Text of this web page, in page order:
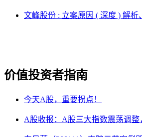
文峰股份 : 立案原因 ( 深度 ) 解析
价值投资者指南
今天A股，重要拐点！
A股收报：A股三大指数震荡调